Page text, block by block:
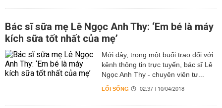
Bác sĩ sữa mẹ Lê Ngọc Anh Thy: ‘Em bé là máy
kích sữa tốt nhất của mẹ’
Mới đây, trong một buổi trao đổi với
kênh thông tin trực tuyến, bác sĩ Lê
Ngọc Anh Thy - chuyên viên tư...
LỐI SỐNG 02:37 | 10/04/2018